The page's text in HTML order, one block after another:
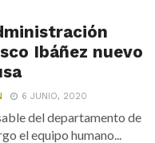
Ibáñez nuevo
6 JUNIO, 2020
del departamento de
el equipo humano...